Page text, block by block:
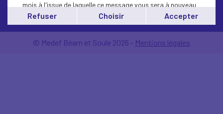
Contactez-nous
© Medef Béarn et Soule 2026 - Mentions légales
mois à l'issue de laquelle ce message vous sera à nouveau
affiché..
Vous pouvez modifier votre choix à tout moment en
cliquant sur le lien'cookies'en bas de page.
Refuser Choisir Accepter